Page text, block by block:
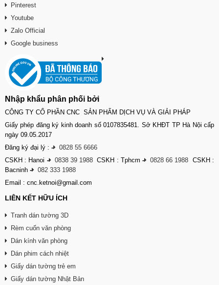
Pinterest
Youtube
Zalo Official
Google business
Nhập khẩu phân phối bởi
CÔNG TY CỔ PHẦN CNC SẢN PHẨM DỊCH VỤ VÀ GIẢI PHÁP
Giấy phép đăng ký kinh doanh số 0107835481. Sở KHĐT TP Hà Nội cấp
ngày 09.05.2017
Đăng ký đại lý : -
0828 55 6666
CSKH : Hanoi - 0838 39 1988 CSKH : Tphcm- 0828 66 1988 CSKH :
Bacninh -
082 333 1988
Email : cnc.ketnoi@gmail.com
LIÊN KẾT HỮU ÍCH
Tranh dán tường 3D
Rèm cuốn văn phòng
Dán kính văn phòng
Dán phim cách nhiệt
Giấy dán tường trẻ em
Giấy dán tường Nhật Bản